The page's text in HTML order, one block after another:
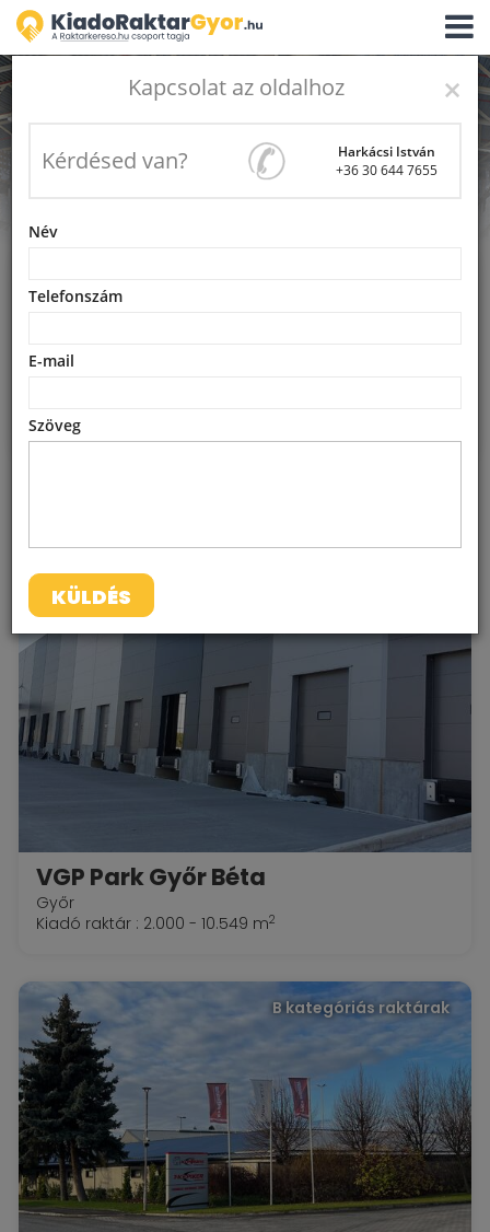
Raktárt keresel
Győrben?
Győri raktárak
VGP Park Győr Béta
Győr
Kiadó raktár : 2.000 - 10.549 m2
B kategóriás raktárak
×
Kapcsolat az oldalhoz
Kérdésed van?
Harkácsi István
+36 30 644 7655
Név
Telefonszám
E-mail
Szöveg
KÜLDÉS